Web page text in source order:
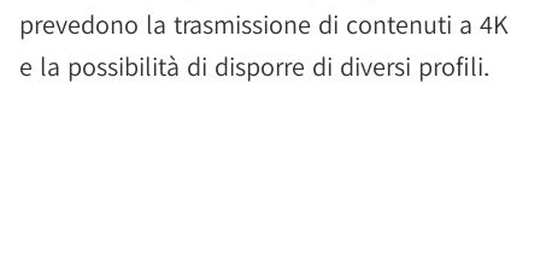
prevedono la trasmissione di contenuti a 4K
e la possibilità di disporre di diversi profili.